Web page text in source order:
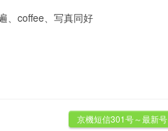
、coffee、写真同好
京機短信301号～最新号